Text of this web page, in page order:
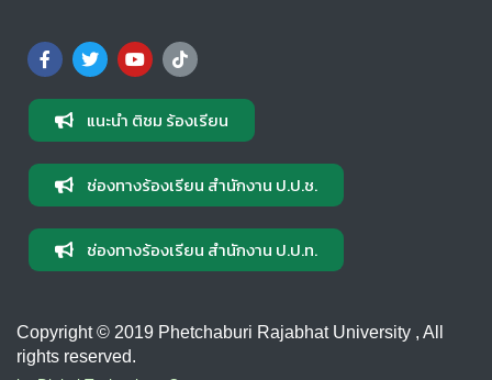
แนะนำ ติชม ร้องเรียน
ช่องทางร้องเรียน สำนักงาน ป.ป.ช.
ช่องทางร้องเรียน สำนักงาน ป.ป.ท.
Copyright © 2019 Phetchaburi Rajabhat University , All
rights reserved.